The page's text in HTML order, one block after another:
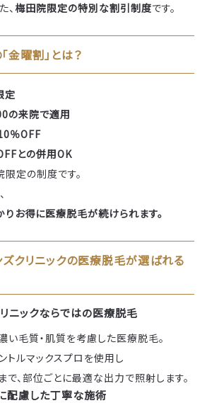
、梅田院限定の特別な割引制度です。
曜割」とは？
定
の来院で適用
％OFF
との併用OK
定の制度です。
りお得に医療脱毛が続けられます。
クリニックの医療脱毛が選ばれる
ニックならではの医療脱毛
い毛質・肌質を考慮した医療脱毛。
トルマックスプロを使用し
で、部位ごとに最適な出力で照射します。
配慮した丁寧な施術